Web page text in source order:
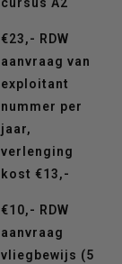
cursus A2
€23,- RDW
aanvraag van
exploitant
nummer per
jaar,
verlenging
kost €13,-
€10,- RDW
aanvraag
vliegbewijs (5